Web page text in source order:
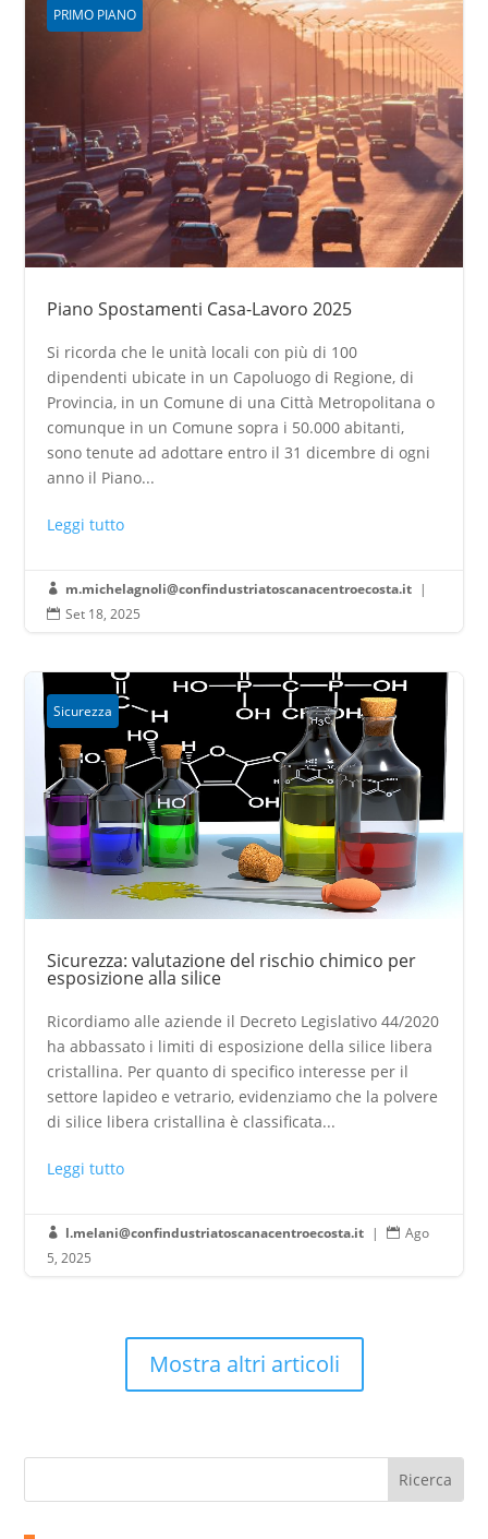
PRIMO PIANO
Piano Spostamenti Casa-Lavoro 2025
Si ricorda che le unità locali con più di 100
dipendenti ubicate in un Capoluogo di Regione, di
Provincia, in un Comune di una Città Metropolitana o
comunque in un Comune sopra i 50.000 abitanti,
sono tenute ad adottare entro il 31 dicembre di ogni
anno il Piano...
Leggi tutto
 m.michelagnoli@confindustriatoscanacentroecosta.it |
 Set 18, 2025
Sicurezza
Sicurezza: valutazione del rischio chimico per
esposizione alla silice
Ricordiamo alle aziende il Decreto Legislativo 44/2020
ha abbassato i limiti di esposizione della silice libera
cristallina. Per quanto di specifico interesse per il
settore lapideo e vetrario, evidenziamo che la polvere
di silice libera cristallina è classificata...
Leggi tutto
 l.melani@confindustriatoscanacentroecosta.it |  Ago
5, 2025
Mostra altri articoli